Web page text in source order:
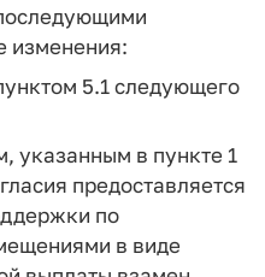
изменения:
5.1 следующего
указанным в пункте 1
предоставляется
по
в виде